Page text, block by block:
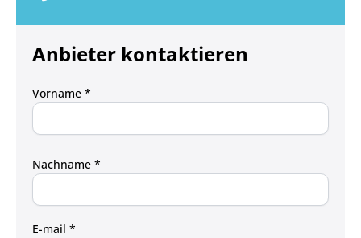
Anbieter kontaktieren
Vorname *
Nachname *
E-mail *